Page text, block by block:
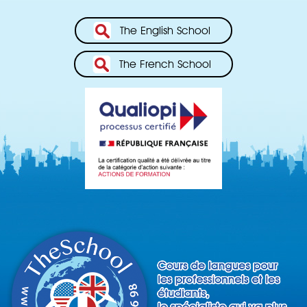
The English School
The French School